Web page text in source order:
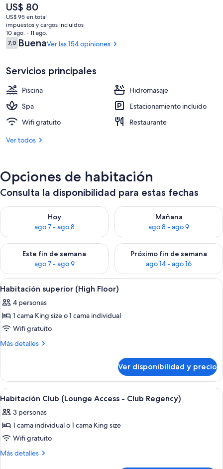
4 restaurantes; se sirve desayuno,
El
precio
actual
es
de
US$ 80
US$ 80
US$ 95 en total
impuestos y cargos incluidos
10 ago. - 11 ago.
Opiniones
7,07,0 de 10
BuenaVer las 154 opiniones
Servicios principales
Piscina
Hidromasaje
Spa
Estacionamiento incluido
Wifi gratuito
Restaurante
Ver todos
Opciones de habitación
Consulta la disponibilidad para estas fechas
Hoy
ago 7 - ago 8
Consulta la disponibilidad para hoy ago 7 - ago 8
Mañana
ago 8 - ago 9
Consulta la disponibilidad
Este fin de semana
ago 7 - ago 9
Consulta la disponibilidad para este fin de semana ago 7 -
Próximo fin de semana
ago 14 - ago 16
Consulta la disponibilidad
Ver
todas
las
fotos
de
Habitación
Floor)
Una habitación de hotel con una
8
Habitación superior (High Floor)
4 personas
1 cama King size o 1 cama individual
Wifi gratuito
Más detalles
Más
superior
(High
Floor)
Ver disponibilidad y precio
Ver
todas
las
fotos
de
Habitación
Habitación de hotel con cama,
8
Habitación Club (Lounge Access - Club Regency)
3 personas
1 cama individual o 1 cama King size
Wifi gratuito
Más detalles
Más